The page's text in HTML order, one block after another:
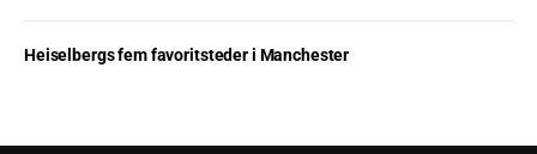
Heiselbergs fem favoritsteder i Manchester